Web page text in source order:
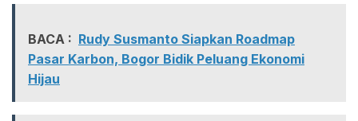
BACA : Rudy Susmanto Siapkan Roadmap
Pasar Karbon, Bogor Bidik Peluang Ekonomi
Hijau